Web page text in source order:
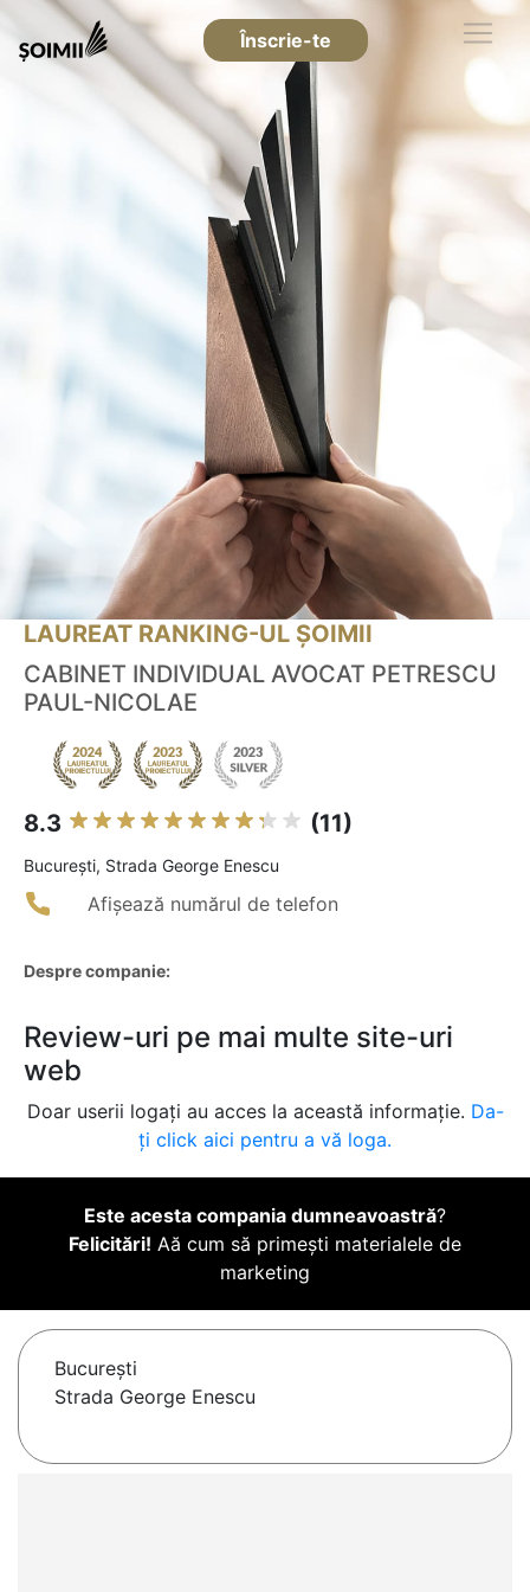
Înscrie-te
LAUREAT RANKING-UL ȘOIMII
CABINET INDIVIDUAL AVOCAT PETRESCU
PAUL-NICOLAE
8.3 (11)
Bucureşti, Strada George Enescu
Afișează numărul de telefon
Despre companie:
Review-uri pe mai multe site-uri
web
Doar userii logați au acces la această informație. Da-
ți click aici pentru a vă loga.
Este acesta compania dumneavoastră?
Felicitări! Aă cum să primești materialele de
marketing
Bucureşti
Strada George Enescu